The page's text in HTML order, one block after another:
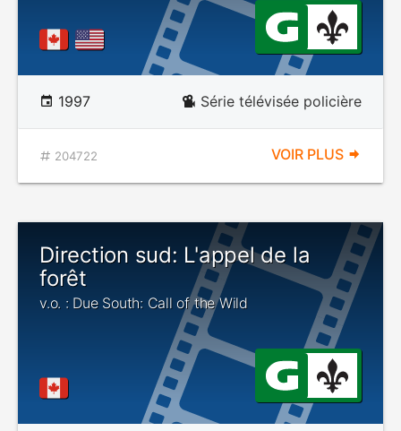
1997 Série télévisée policière
204722 VOIR PLUS
Direction sud: L'appel de la
forêt
v.o. : Due South: Call of the Wild